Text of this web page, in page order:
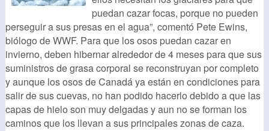
puedan cazar focas, porque no pueden
perseguir a sus presas en el agua”, comentó Pete Ewins,
biólogo de WWF. Para que los osos puedan cazar en
invierno, deben hibernar alrededor de 4 meses para que sus
suministros de grasa corporal se reconstruyan por completo
y aunque los osos de Canadá ya están en condiciones para
salir de sus cuevas, no han podido hacerlo debido a que las
capas de hielo son muy delgadas y aun no se forman los
caminos que los llevan a sus principales zonas de caza.